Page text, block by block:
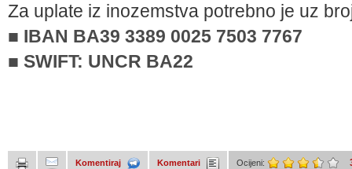
Za uplate iz inozemstva potrebno je uz
■ IBAN BA39 3389 0025 7503 7767
■ SWIFT: UNCR BA22
Komentiraj Komentari Ocijeni: